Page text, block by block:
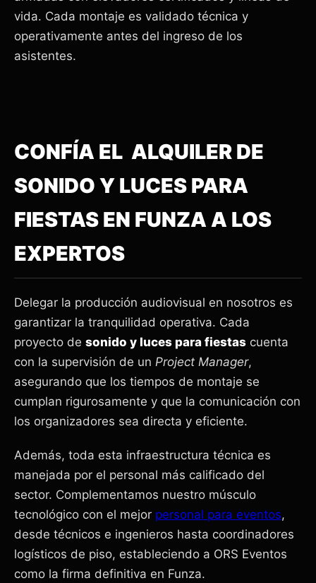
vida. Cada montaje es validado técnica y
operativamente antes del ingreso de los
asistentes.
CONFÍA EL ALQUILER DE
SONIDO Y LUCES PARA
FIESTAS EN FUNZA A LOS
EXPERTOS
Delegar la producción audiovisual en nosotros es
garantizar la tranquilidad operativa. Cada
proyecto de sonido y luces para fiestas cuenta
con la supervisión de un Project Manager,
asegurando que los tiempos de montaje se
cumplan rigurosamente y que la comunicación con
los organizadores sea directa y eficiente.
Además, toda esta infraestructura técnica es
manejada por el personal más calificado del
sector. Complementamos nuestro músculo
tecnológico con el mejor personal para eventos,
desde técnicos e ingenieros hasta coordinadores
logísticos de piso, estableciendo a ORS Eventos
como la firma definitiva en Funza.